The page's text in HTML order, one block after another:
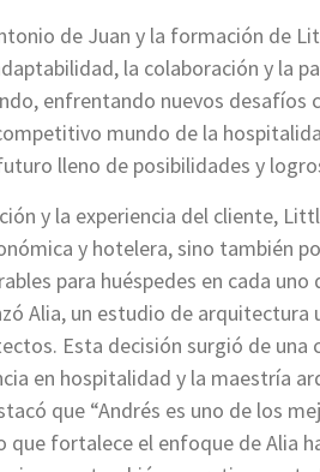
de Juan y la formación de
la colaboración y la
enfrentando nuevos desafíos
mundo de la
lleno de posibilidades y
y la experiencia del cliente,
y hotelera, sino también
para huéspedes en cada
Alia, un estudio de arquitectura
Esta decisión surgió de una
en hospitalidad y la maestría
que “Andrés es uno de los
que fortalece el enfoque de Alia